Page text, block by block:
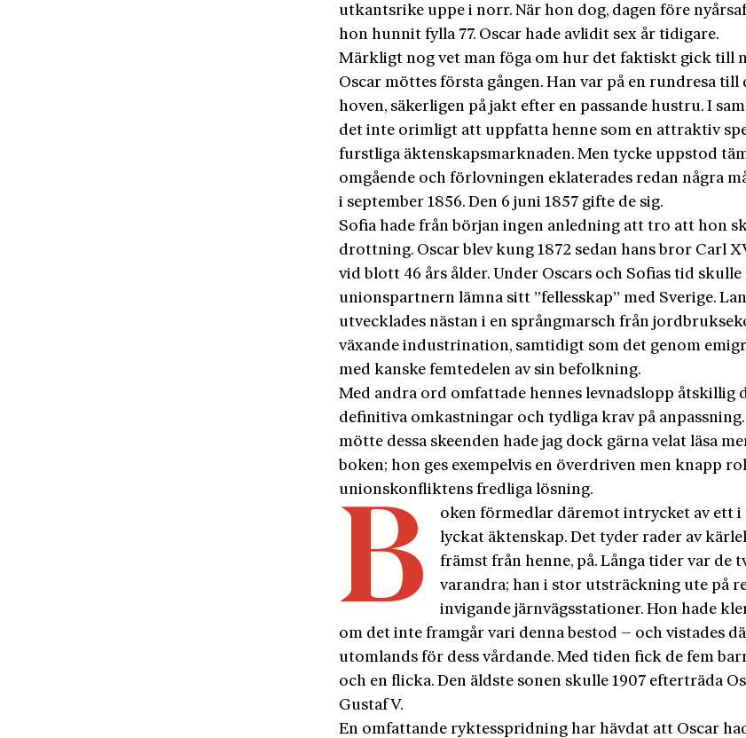
utkantsrike uppe i norr. När hon dog, dagen före
hon hunnit fylla 77. Oscar hade avlidit sex år tidigare.
Märkligt nog vet man föga om hur det faktiskt gick till
Oscar möttes första gången. Han var på en rundresa till
hoven, säkerligen på jakt efter en passande hustru. I
det inte orimligt att uppfatta henne som en attraktiv
furstliga äktenskapsmarknaden. Men tycke uppstod
omgående och förlovningen eklaterades redan några
i september 1856. Den 6 juni 1857 gifte de sig.
Sofia hade från början ingen anledning att tro att hon
drottning. Oscar blev kung 1872 sedan hans bror Carl
vid blott 46 års ålder. Under Oscars och Sofias tid
unionspartnern lämna sitt ”fellesskap” med Sverige.
utvecklades nästan i en språngmarsch från
växande industrination, samtidigt som det genom
med kanske femtedelen av sin befolkning.
Med andra ord omfattade hennes levnadslopp åtskillig
definitiva omkastningar och tydliga krav på
mötte dessa skeen­den hade jag dock gärna velat läsa
boken; hon ges exempelvis en överdriven men knapp
unionskonfliktens fredliga lösning.
B
oken förmedlar däremot intrycket av ett
lyckat äktenskap. Det tyder rader av
främst från henne, på. Långa tider var de
varandra; han i stor utsträckning ute på
invigande järnvägsstationer. Hon hade
om det inte framgår vari denna bestod – och vistades
utomlands för dess vårdande. Med tiden fick de fem
och en flicka. Den äldste sonen skulle 1907 efterträda
Gustaf V.
En omfattande ryktesspridning har hävdat att Oscar